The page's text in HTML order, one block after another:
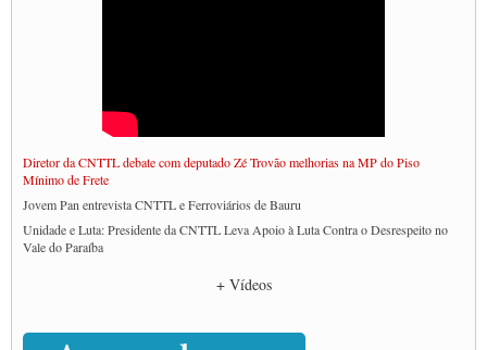
Diretor da CNTTL debate com deputado Zé Trovão melhorias na MP do Piso
Mínimo de Frete
Jovem Pan entrevista CNTTL e Ferroviários de Bauru
Unidade e Luta: Presidente da CNTTL Leva Apoio à Luta Contra o Desrespeito no
Vale do Paraíba
Caminhoneiros prometem paralisação e cobram diálogo com Lula
+ Vídeos